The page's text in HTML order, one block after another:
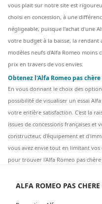
vous plait sur notre site est
choisi en concession, à une
négligeable, puisque l'achat d'une
votre budget à la baisse, la
modèles neufs d'Alfa Romeo moins
prix en travers de vos envies.
Obtenez l'Alfa Romeo pas
En vous donnant le choix des
possibilité de visualiser un essai
votre entière satisfaction. C'est la
issues de concessions françaises
constructeur, d'équipement et
vous avez envie tout en limitant
pour trouver l'Alfa Romeo pas chère
ALFA ROMEO PAS CHERE